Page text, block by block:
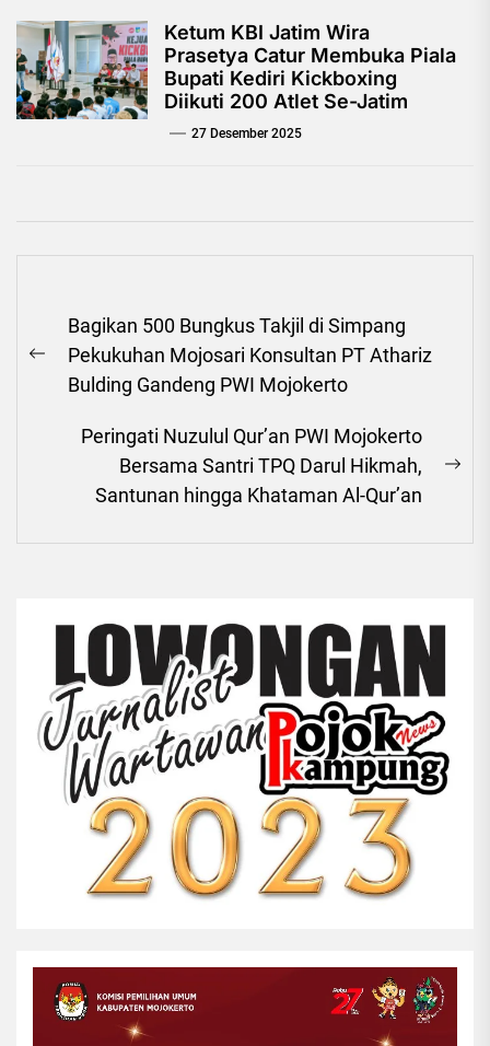
Ketum KBI Jatim Wira
Prasetya Catur Membuka Piala
Bupati Kediri Kickboxing
Diikuti 200 Atlet Se-Jatim
27 Desember 2025
pos
Previous
post:
Bagikan 500 Bungkus Takjil di Simpang
Pekukuhan Mojosari Konsultan PT Athariz
Bulding Gandeng PWI Mojokerto
Peringati Nuzulul Qur’an PWI Mojokerto
Bersama Santri TPQ Darul Hikmah,
Santunan hingga Khataman Al-Qur’an